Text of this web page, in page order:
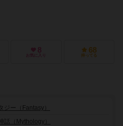
8
お気に入り
68
持ってる
ジー（Fantasy）
話（Mythology）